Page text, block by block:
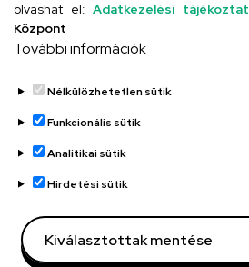
Titkárság
Adatvédelem
Adatvédelem
Régi oldal
Technikai információk
olvashat el: Adatkezelési
Központ
További információk
Nélkülözhetetlen sütik
Funkcionális sütik
Analitikai sütik
Hirdetési sütik
Kiválasztottak mentése